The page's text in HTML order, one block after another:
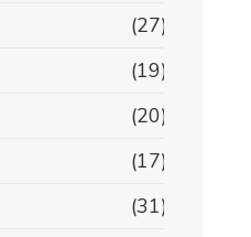
(27)
(19)
(20)
(17)
(31)